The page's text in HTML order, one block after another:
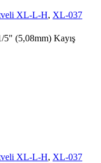
XL-L-H, XL-037
(5,08mm) Kayış
XL-L-H, XL-037